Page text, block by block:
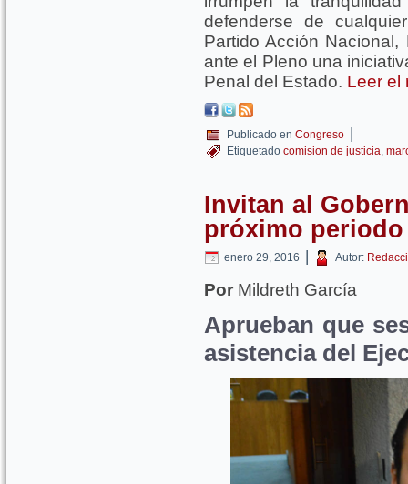
defenderse de
Partido Acción
ante el Pleno una
Penal del Estado. Leer el
Publicado en Congreso |
Etiquetado comision de justicia
Invitan al
próximo
enero 29, 2016 | Autor:
Por Mildreth García
Aprueban que
asistencia del